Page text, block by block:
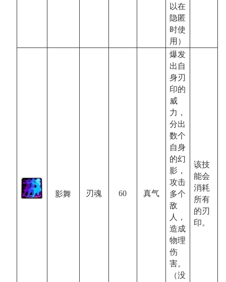
以在
隐匿
时使
用）
影舞 刃魂 60 真气
爆发
出自
身刃
印的
威
力，
分出
数个
自身
的幻
影，
攻击
多个
敌
人，
造成
物理
伤
害。
（没
该技
能会
消耗
所有
的刃
印。